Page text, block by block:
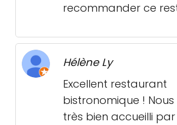
recommander ce
Hélène Ly
Excellent restaurant
bistronomique !
très bien accueilli par